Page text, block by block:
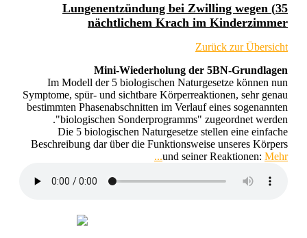
35) Lungenentzündung bei Zwilling wegen
nächtlichem Krach im Kinderzimmer
Zurück zur Übersicht
Mini-Wiederholung der 5BN-Grundlagen
Im Modell der 5 biologischen Naturgesetze können nun
Symptome, spür- und sichtbare Körperreaktionen, sehr genau
bestimmten Phasenabschnitten im Verlauf eines sogenannten
"biologischen Sonderprogramms" zugeordnet werden.
Die 5 biologischen Naturgesetze stellen eine einfache
Beschreibung dar über die Funktionsweise unseres Körpers
und seiner Reaktionen: Mehr...